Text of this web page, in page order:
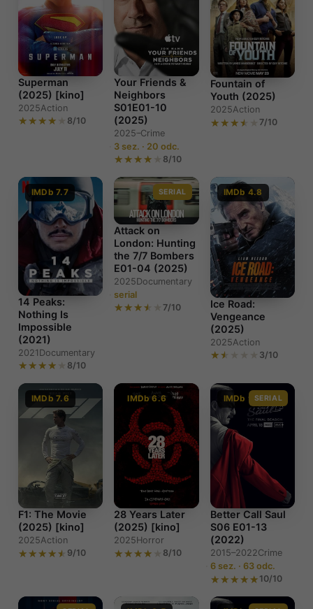
Superman
(2025) [kino]
2025Action
8/10
Your Friends &
Neighbors
S01E01-10
(2025)
2025–Crime
3 sez. · 20 odc.
8/10
Fountain of
Youth (2025)
2025Action
7/10
IMDb 7.7
14 Peaks:
Nothing Is
Impossible
(2021)
2021 Documentary
8/10
SERIAL
Attack on
London: Hunting
the 7/7 Bombers
E01-04 (2025)
2025Documentary
serial
7/10
IMDb 4.8
Ice Road:
Vengeance
(2025)
2025Action
3/10
IMDb 7.6
F1: The Movie
(2025) [kino]
2025Action
9/10
IMDb 6.6
28 Years Later
(2025) [kino]
2025Horror
8/10
IMDb 9.0SERIAL
Better Call Saul
S06 E01-13
(2022)
2015–2022Crime
6 sez. · 63 odc.
10/10